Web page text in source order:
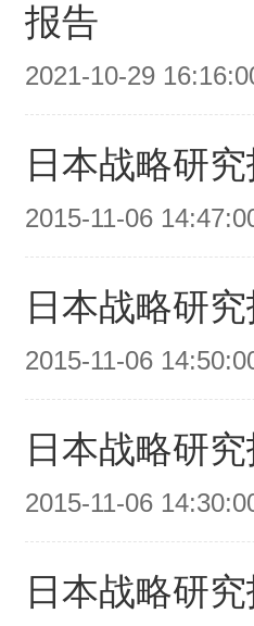
报告
2021-10-29
日本战略研
2015-11-06
日本战略研
2015-11-06
日本战略研
2015-11-06
日本战略研